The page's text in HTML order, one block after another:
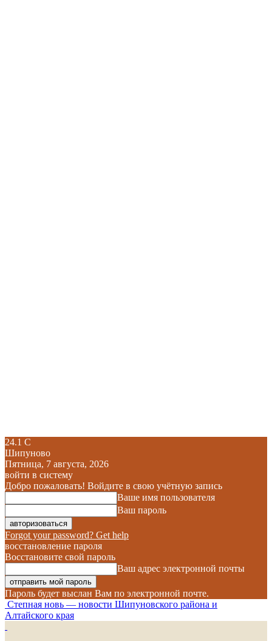
24.1 C
Шипуново
Пятница, 7 августа, 2026
войти в систему
Добро пожаловать! Войдите в свою учётную запись
Ваше имя пользователя
Ваш пароль
Forgot your password? Get help
восстановление пароля
Восстановите свой пароль
Ваш адрес электронной почты
Пароль будет выслан Вам по электронной почте.
Степная новь — новости Шипуновского района и
Алтайского края